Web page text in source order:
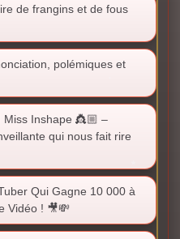
de frangins et de fous
polémiques et
Inshape 👸🏼 –
qui nous fait rire
Qui Gagne 10 000 à
Vidéo ! 🎥💸